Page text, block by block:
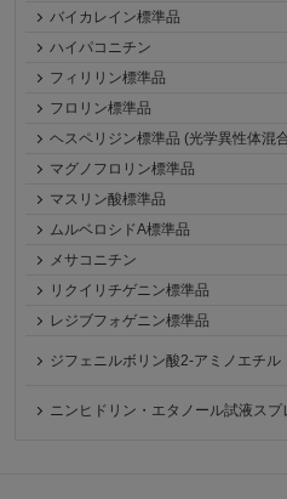
バイカレイン標準品
ハイパコニチン
フィリリン標準品
フロリン標準品
ヘスペリジン標準品 (光学異性体混
マグノフロリン標準品
マスリン酸標準品
ムルベロシドA標準品
メサコニチン
リクイリチゲニン標準品
レジブフォゲニン標準品
ジフェニルボリン酸2-アミノエチル
ニンヒドリン・エタノール試液スプ